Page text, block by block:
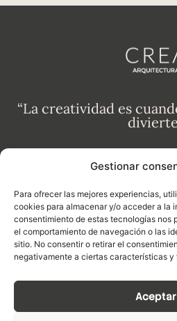
Gestionar
Para ofrecer las mejores experiencias,
cookies para almacenar y/o acceder a la
consentimiento de estas tecnologías nos
el comportamiento de navegación o las
sitio. No consentir o retirar el
negativamente a ciertas características y
Aceptar
“La creatividad es
Política de
Aviso
Declaración de
Política de
SUSANA LEIVA